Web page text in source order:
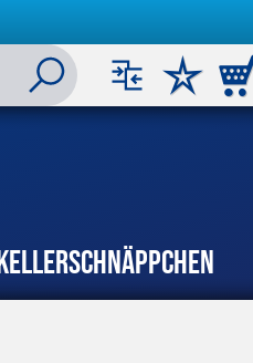
Schnäppchen